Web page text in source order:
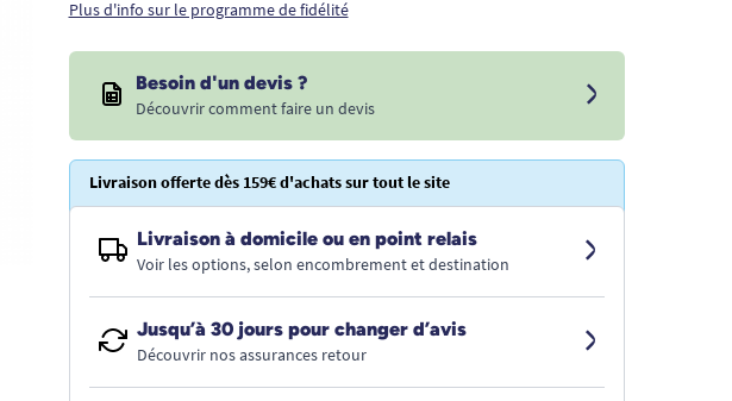
Plus d'info sur le programme de fidélité
Besoin d'un devis ?
Découvrir comment faire un devis
Livraison offerte dès 159€ d'achats sur tout le site
Livraison à domicile ou en point relais
Voir les options, selon encombrement et destination
Jusqu’à 30 jours pour changer d’avis
Découvrir nos assurances retour